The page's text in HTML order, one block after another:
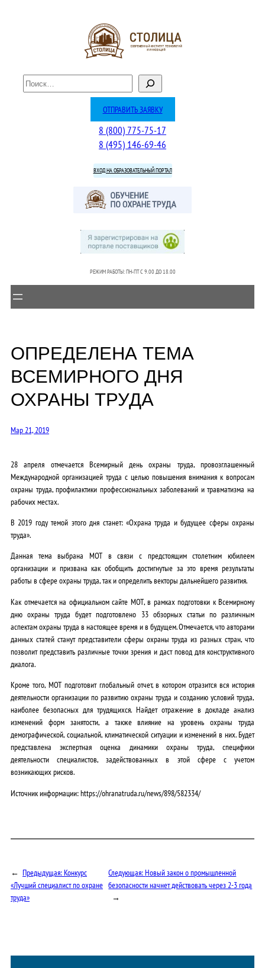
П
о
ОТПРАВИТЬ ЗАЯВКУ
8 (800) 775-75-17
8 (495) 146-69-46
ВХОД НА ОБРАЗОВАТЕЛЬНЫЙ ПОРТАЛ
РЕЖИМ РАБОТЫ: ПН-ПТ C 9.00 ДО 18.00
ОПРЕДЕЛЕНА ТЕМА
ВСЕМИРНОГО ДНЯ
ОХРАНЫ ТРУДА
Мар 21, 2019
28 апреля отмечается Всемирный день охраны труда, провозглашенный
Международной организацией труда с целью повышения внимания к вопросам
охраны труда, профилактики профессиональных заболеваний и травматизма на
рабочих местах.
В 2019 году темой этого дня станет: «Охрана труда и будущее сферы охраны
труда».
Данная тема выбрана МОТ в связи с предстоящим столетним юбилеем
организации и призвана как обобщить достигнутые за это время результаты
работы в сфере охраны труда, так и определить векторы дальнейшего развития.
Как отмечается на официальном сайте МОТ, в рамках подготовки к Всемирному
дню охраны труда будет подготовлено 33 обзорных статьи по различным
аспектам охраны труда в настоящее время и в будущем. Отмечается, что авторами
данных статей станут представители сферы охраны труда из разных стран, что
позволит представить различные точки зрения и даст повод для конструктивного
диалога.
Кроме того, МОТ подготовит глобальный отчет, в котором отразится вся история
деятельности организации по развитию охраны труда и созданию условий труда,
наиболее безопасных для трудящихся. Найдет отражение в докладе анализ
изменений форм занятости, а также влияние на уровень охраны труда
демографической, социальной, климатической ситуации и изменений в них. Будет
представлена экспертная оценка динамики охраны труда, специфики
деятельности специалистов, задействованных в этой сфере с учетом
возникающих рисков.
Источник информации: https://ohranatruda.ru/news/898/582334/
← Предыдущая:Конкурс
«Лучший специалист по охране
труда»
Следующая:Новый закон о промышленной
безопасности начнет действовать через 2-3 года
→